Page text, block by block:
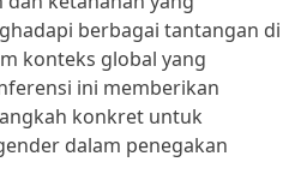
berbagai tantangan di
konteks global yang
ini memberikan
konkret untuk
dalam penegakan